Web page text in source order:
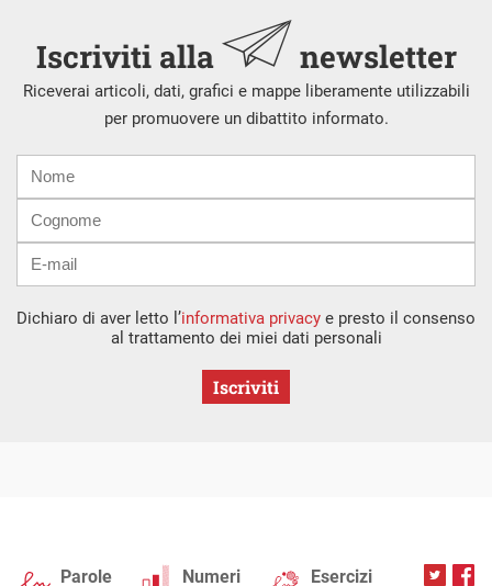
Iscriviti alla newsletter
Riceverai articoli, dati, grafici e mappe liberamente utilizzabili
per promuovere un dibattito informato.
mail
Dichiaro di aver letto l’informativa privacy e presto il consenso
al trattamento dei miei dati personali
Iscriviti
Parole Numeri Esercizi